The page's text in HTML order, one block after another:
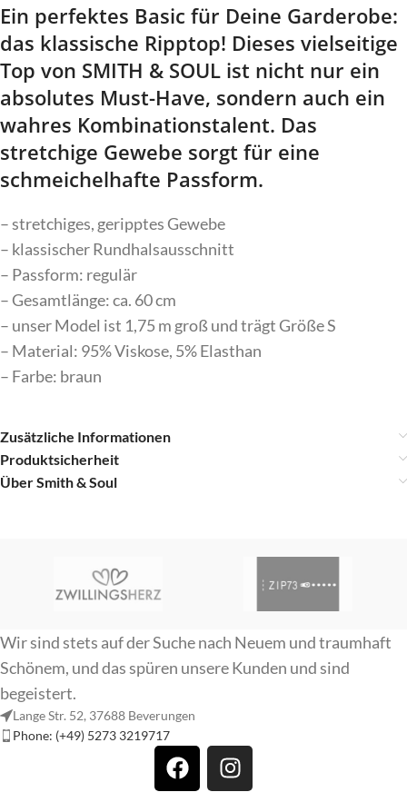
Ein perfektes Basic für Deine Garderobe:
das klassische Ripptop! Dieses vielseitige
Top von SMITH & SOUL ist nicht nur ein
absolutes Must-Have, sondern auch ein
wahres Kombinationstalent. Das
stretchige Gewebe sorgt für eine
schmeichelhafte Passform.
– stretchiges, geripptes Gewebe
– klassischer Rundhalsausschnitt
– Passform: regulär
– Gesamtlänge: ca. 60 cm
– unser Model ist 1,75 m groß und trägt Größe S
– Material: 95% Viskose, 5% Elasthan
– Farbe: braun
Zusätzliche Informationen
Produktsicherheit
Über Smith & Soul
Wir sind stets auf der Suche nach Neuem und traumhaft
Schönem, und das spüren unsere Kunden und sind
begeistert.
Lange Str. 52, 37688 Beverungen
Phone: (+49) 5273 3219717